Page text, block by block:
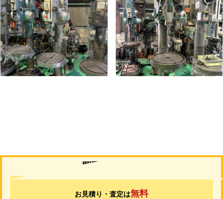
直立ボール盤
メーカー 吉田
形 式YD2-55
年 式-
直立ボール盤
メーカー 吉田
形 式YUD-600
年 式-
買取について
お見積り・査定は無料